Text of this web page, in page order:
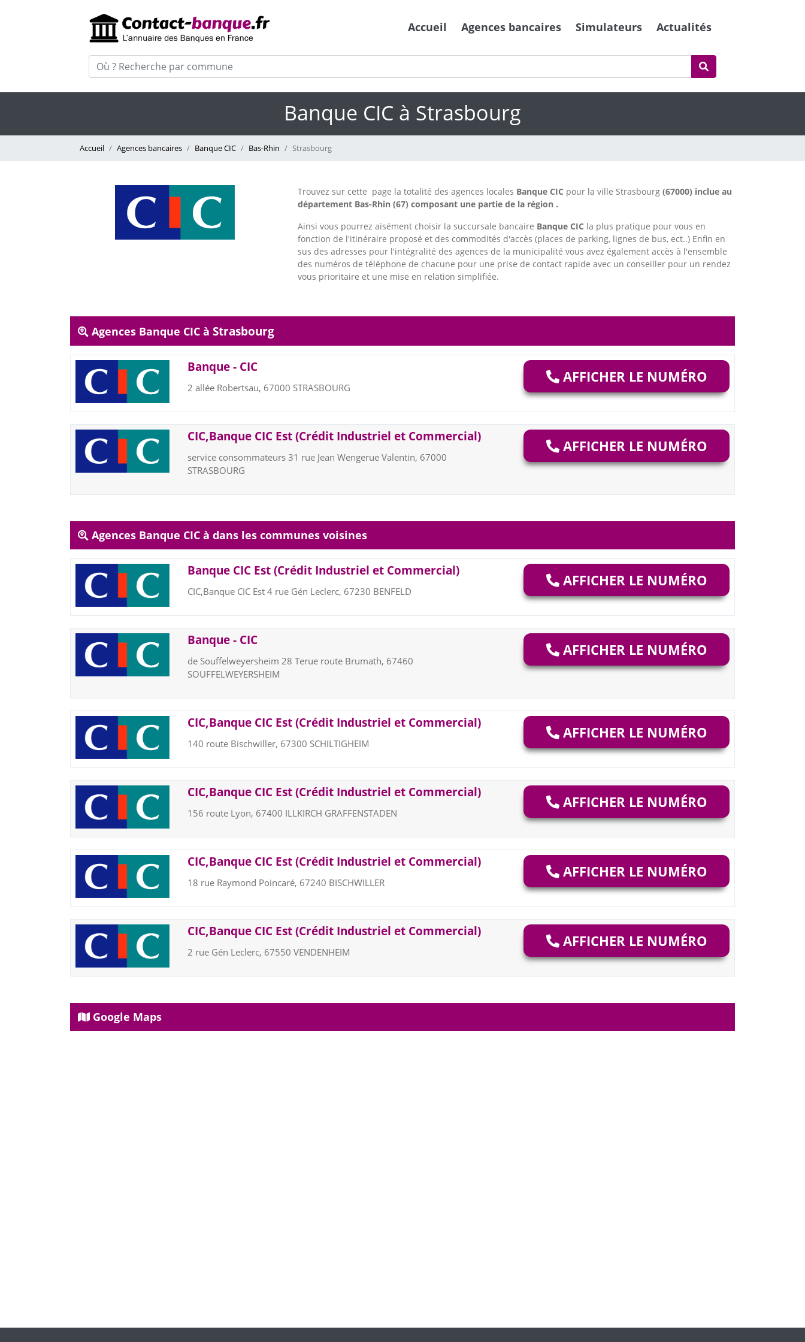
Accueil Agences bancaires Simulateurs Actualités
Banque CIC à Strasbourg
Accueil Agences bancaires Banque CIC Bas-Rhin Strasbourg
Trouvez sur cette page la totalité des agences locales Banque CIC pour la ville Strasbourg (67000) inclue au
département Bas-Rhin (67) composant une partie de la région .
Ainsi vous pourrez aisément choisir la succursale bancaire Banque CIC la plus pratique pour vous en
fonction de l'itinéraire proposé et des commodités d'accès (places de parking, lignes de bus, ect..) Enfin en
sus des adresses pour l'intégralité des agences de la municipalité vous avez également accès à l'ensemble
des numéros de téléphone de chacune pour une prise de contact rapide avec un conseiller pour un rendez
vous prioritaire et une mise en relation simplifiée.
Agences Banque CIC à Strasbourg
Banque - CIC
2 allée Robertsau, 67000 STRASBOURG
AFFICHER LE NUMÉRO
CIC,Banque CIC Est (Crédit Industriel et Commercial)
service consommateurs 31 rue Jean Wengerue Valentin, 67000
STRASBOURG
AFFICHER LE NUMÉRO
Agences Banque CIC à dans les communes voisines
Banque CIC Est (Crédit Industriel et Commercial)
CIC,Banque CIC Est 4 rue Gén Leclerc, 67230 BENFELD
AFFICHER LE NUMÉRO
Banque - CIC
de Souffelweyersheim 28 Terue route Brumath, 67460
SOUFFELWEYERSHEIM
AFFICHER LE NUMÉRO
CIC,Banque CIC Est (Crédit Industriel et Commercial)
140 route Bischwiller, 67300 SCHILTIGHEIM
AFFICHER LE NUMÉRO
CIC,Banque CIC Est (Crédit Industriel et Commercial)
156 route Lyon, 67400 ILLKIRCH GRAFFENSTADEN
AFFICHER LE NUMÉRO
CIC,Banque CIC Est (Crédit Industriel et Commercial)
18 rue Raymond Poincaré, 67240 BISCHWILLER
AFFICHER LE NUMÉRO
CIC,Banque CIC Est (Crédit Industriel et Commercial)
2 rue Gén Leclerc, 67550 VENDENHEIM
AFFICHER LE NUMÉRO
Google Maps